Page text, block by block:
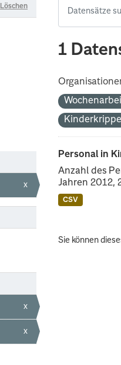
Löschen
x
x
x
1
Personal in
Anzahl des
Jahren 2012,
CSV
Sie können